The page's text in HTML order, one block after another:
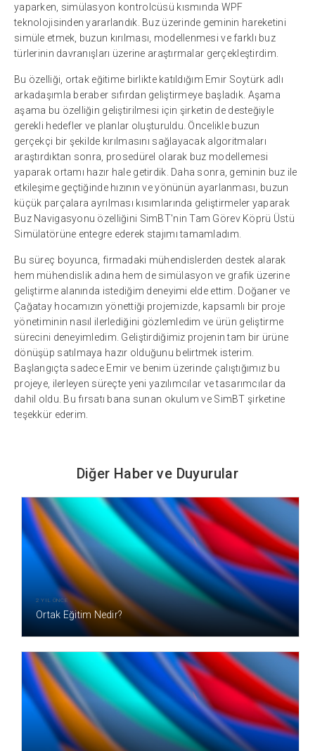
yaparken, simülasyon kontrolcüsü kısmında WPF
teknolojisinden yararlandık. Buz üzerinde geminin hareketini
simüle etmek, buzun kırılması, modellenmesi ve farklı buz
türlerinin davranışları üzerine araştırmalar gerçekleştirdim.
Bu özelliği, ortak eğitime birlikte katıldığım Emir Soytürk adlı
arkadaşımla beraber sıfırdan geliştirmeye başladık. Aşama
aşama bu özelliğin geliştirilmesi için şirketin de desteğiyle
gerekli hedefler ve planlar oluşturuldu. Öncelikle buzun
gerçekçi bir şekilde kırılmasını sağlayacak algoritmaları
araştırdıktan sonra, prosedürel olarak buz modellemesi
yaparak ortamı hazır hale getirdik. Daha sonra, geminin buz ile
etkileşime geçtiğinde hızının ve yönünün ayarlanması, buzun
küçük parçalara ayrılması kısımlarında geliştirmeler yaparak
Buz Navigasyonu özelliğini SimBT'nin Tam Görev Köprü Üstü
Simülatörüne entegre ederek stajımı tamamladım.
Bu süreç boyunca, firmadaki mühendislerden destek alarak
hem mühendislik adına hem de simülasyon ve grafik üzerine
geliştirme alanında istediğim deneyimi elde ettim. Doğaner ve
Çağatay hocamızın yönettiği projemizde, kapsamlı bir proje
yönetiminin nasıl ilerlediğini gözlemledim ve ürün geliştirme
sürecini deneyimledim. Geliştirdiğimiz projenin tam bir ürüne
dönüşüp satılmaya hazır olduğunu belirtmek isterim.
Başlangıçta sadece Emir ve benim üzerinde çalıştığımız bu
projeye, ilerleyen süreçte yeni yazılımcılar ve tasarımcılar da
dahil oldu. Bu fırsatı bana sunan okulum ve SimBT şirketine
teşekkür ederim.
Diğer Haber ve Duyurular
2 YIL ÖNCE
Ortak Eğitim Nedir?